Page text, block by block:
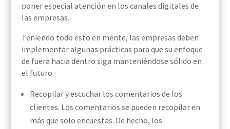
poner especial atención en los canales digitales de
las empresas.
Teniendo todo esto en mente, las empresas deben
implementar algunas prácticas para que su enfoque
de fuera hacia dentro siga manteniéndose sólido en
el futuro.
Recopilar y escuchar los comentarios de los
clientes. Los comentarios se pueden recopilar en
más que solo encuestas. De hecho, los